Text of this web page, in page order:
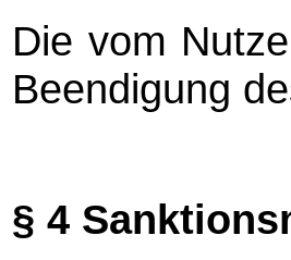
Die vom
Beendigung
§ 4